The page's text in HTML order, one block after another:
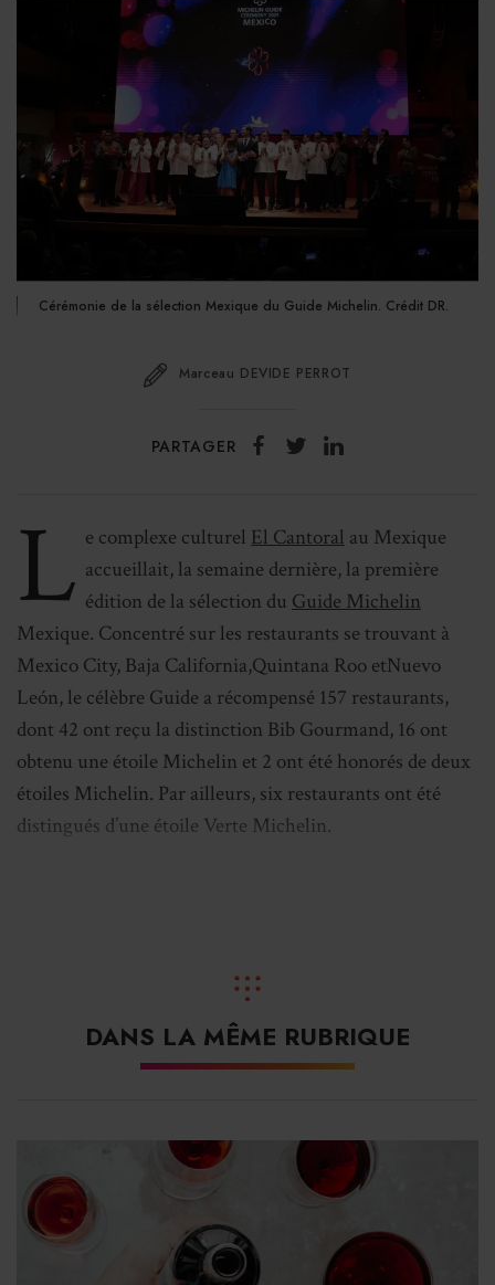
Cérémonie de la sélection Mexique du Guide Michelin. Crédit DR.
Marceau DEVIDE PERROT
PARTAGER
L e complexe culturel El Cantoral au Mexique
accueillait, la semaine dernière, la première
édition de la sélection du Guide Michelin
Mexique. Concentré sur les restaurants se trouvant à
Mexico City, Baja California,Quintana Roo etNuevo
León, le célèbre Guide a récompensé 157 restaurants,
dont 42 ont reçu la distinction Bib Gourmand, 16 ont
obtenu une étoile Michelin et 2 ont été honorés de deux
étoiles Michelin. Par ailleurs, six restaurants ont été
distingués d’une étoile Verte Michelin.
fait l’écrin de régions aux cultures et traditions aussi
affirmées que distinctes. Des restaurants sophistiqués
auréolés d’une Etoile Michelin, aux bouillonnantes
authentique et gourmande.
» commenteGwendal
Poullennec, le directeur international des Guides
Michelin à propos de la sélection Mexique.
DANS LA MÊME RUBRIQUE